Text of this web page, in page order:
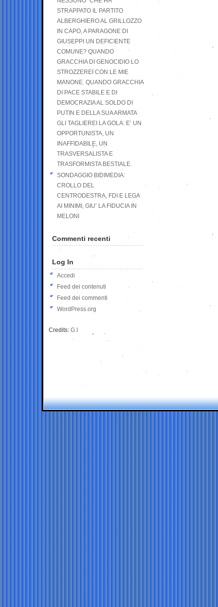
STRAPPATO IL PARTITO
ALBERGHIERO AL GRILLOZZO
IN CAPO, A PARAGONE DI
GIUSEPPI UN DEFICIENTE
COMUNE? QUANDO
GRACCHIA DI GENOCIDIO LO
STROZZEREI CON LE MIE
MANONE. QUANDO GRACCHIA
DI PACE STABILE E DI
DEMOCRAZIA AL SOLDO DI
PUTIN E DELLA SUA ARMATA
GLI TAGLIEREI LA GOLA: E’ UN
OPPORTUNISTA, UN
INAFFIDABILE, UN
TRASVERSALISTA E
TRASFORMISTA BESTIALE.
SONDAGGIO BIDIMEDIA:
CROLLO DEL
CENTRODESTRA, FDI E LEGA
AI MINIMI, GIU’ LA FIDUCIA IN
MELONI
Commenti recenti
Log In
Accedi
Feed dei contenuti
Feed dei commenti
WordPress.org
Credits: G.I